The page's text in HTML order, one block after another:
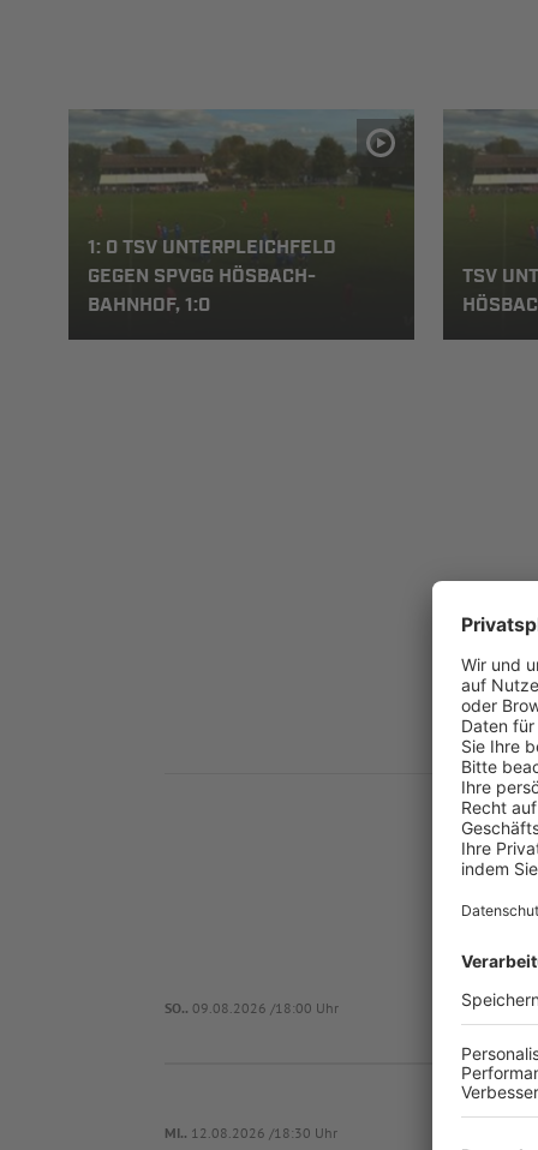
1: 0 TSV UNTERPLEICHFELD
GEGEN SPVGG HÖSBACH-
BAHNHOF, 1:0
TSV
SO.. 09.08.2026 /18:00 Uhr
MI.. 12.08.2026 /18:30 Uhr